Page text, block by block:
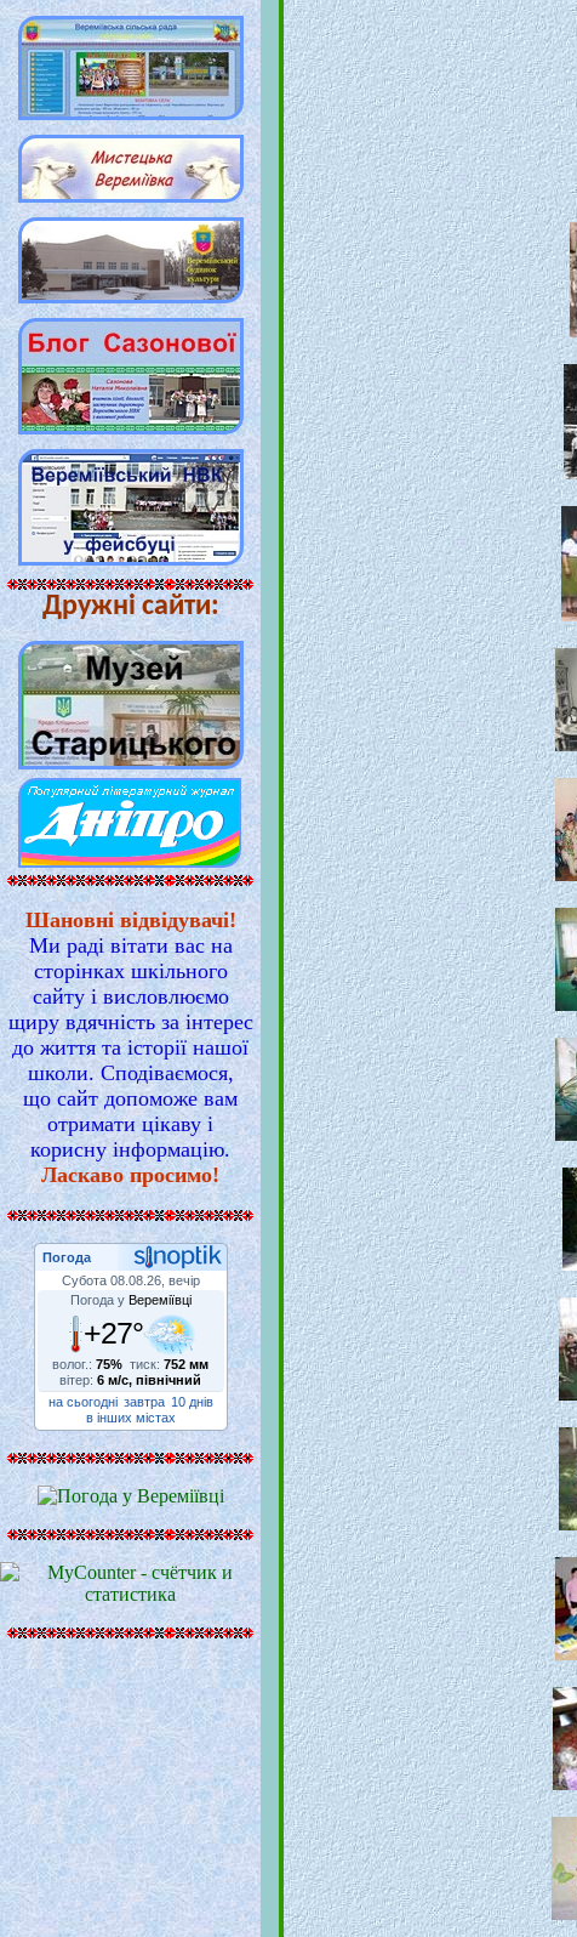
Дружні сайти:
Шановні відвідувачі!
Ми раді вітати вас на
сторінках шкільного
сайту і висловлюємо
щиру вдячність за інтерес
до життя та історії нашої
школи. Сподіваємося,
що сайт допоможе вам
отримати цікаву і
корисну інформацію.
Ласкаво просимо!
Погода
Субота 08.08.26, вечір
Погода у Вереміївці
+27°
волог.: 75% тиск: 752 мм
вітер: 6 м/с, північний
на сьогодні завтра 10 днів
в інших містах